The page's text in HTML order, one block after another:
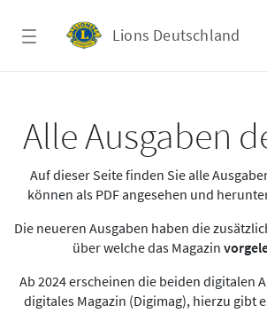
Lions Deutschland
Alle Ausgaben
Auf dieser Seite finden Sie alle
können als PDF angesehen und
Die neueren Ausgaben haben die
über welche das Magazin
Ab 2024 erscheinen die beiden digitalen
digitales Magazin (Digimag), hierzu gibt